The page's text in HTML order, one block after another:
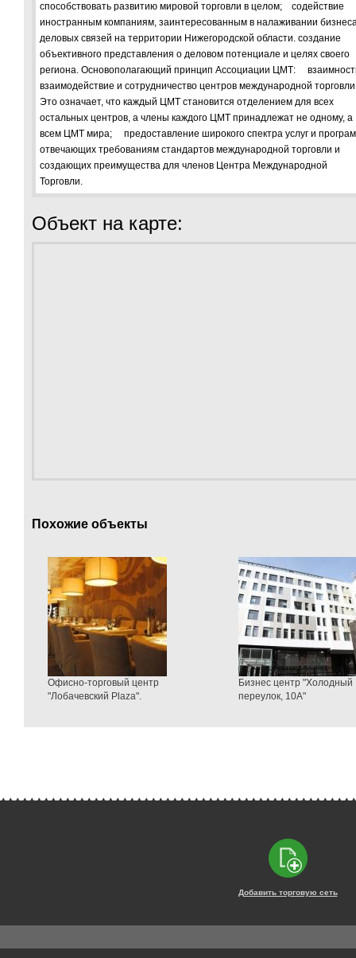
способствовать развитию мировой торговли в целом; содействие
иностранным компаниям, заинтересованным в налаживании
деловых связей на территории Нижегородской области. создание
объективного представления о деловом потенциале и целях своего
региона. Основополагающий принцип Ассоциации ЦМТ:
взаимодействие и сотрудничество центров международной
Это означает, что каждый ЦМТ становится отделением для всех
остальных центров, а члены каждого ЦМТ принадлежат не одному, а
всем ЦМТ мира; предоставление широкого спектра услуг и
отвечающих требованиям стандартов международной торговли и
создающих преимущества для членов Центра Международной
Торговли.
Объект на карте:
Похожие объекты
Офисно-торговый центр
"Лобачевский Plaza".
Бизнес центр "Холодный
переулок, 10А"
Добавить торговую сеть